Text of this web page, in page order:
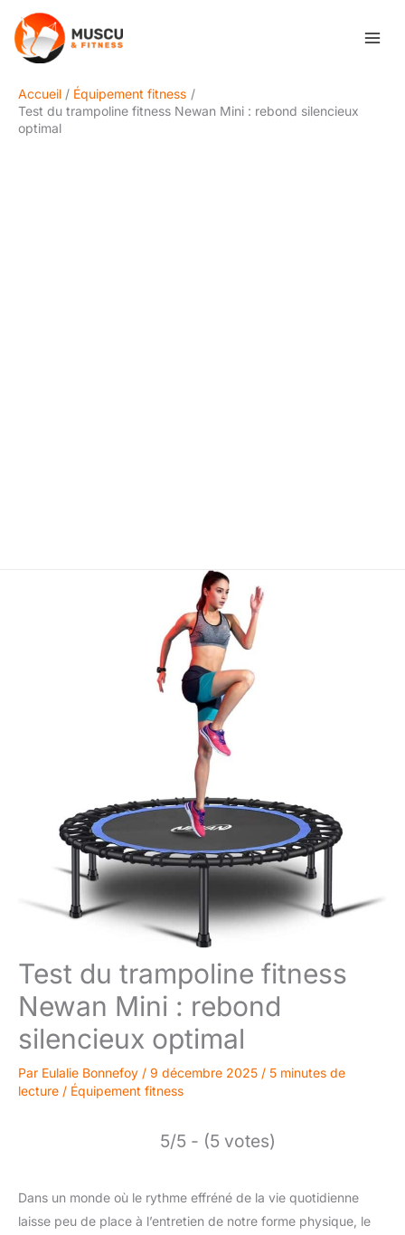
contenu
Accueil
Équipement fitness
Test du trampoline fitness Newan Mini : rebond silencieux
optimal
Test du trampoline fitness
Newan Mini : rebond
silencieux optimal
Par Eulalie Bonnefoy / 9 décembre 2025 / 5 minutes de
lecture / Équipement fitness
5/5 - (5 votes)
Dans un monde où le rythme effréné de la vie quotidienne
laisse peu de place à l’entretien de notre forme physique, le
Rechercher